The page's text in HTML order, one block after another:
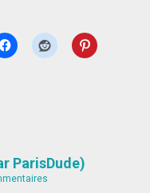
ParisDude)